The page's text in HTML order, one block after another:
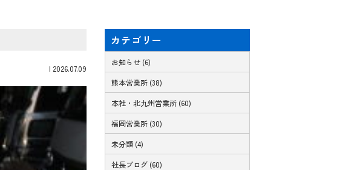
| 2026.07.09
カテゴリー
お知らせ (6)
熊本営業所 (38)
本社・北九州営業所 (60)
福岡営業所 (30)
未分類 (4)
社長ブログ (60)